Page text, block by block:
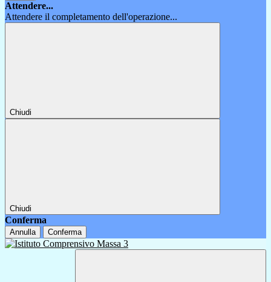
Attendere...
Attendere il completamento dell'operazione...
Chiudi
Chiudi
Conferma
Annulla Conferma